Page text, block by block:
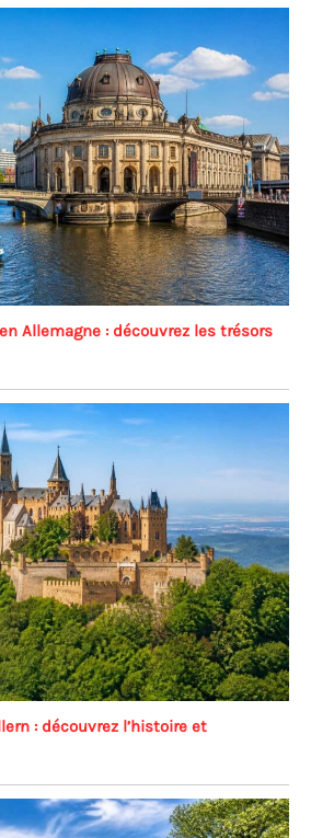
Allemagne : découvrez les trésors
: découvrez l’histoire et